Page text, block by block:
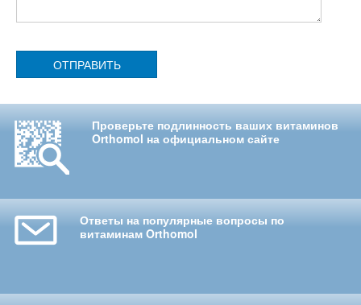
ОТПРАВИТЬ
Проверьте подлинность ваших витаминов
Orthomol на официальном сайте
Ответы на популярные вопросы по
витаминам Orthomol